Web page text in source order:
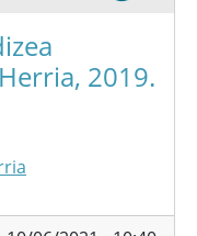
2019.